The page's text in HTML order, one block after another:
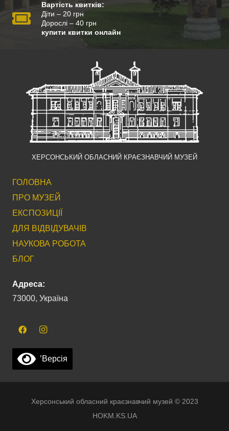
Вартість квитків:
Діти – 20 грн
Дорослі – 40 грн
купити квитки онлайн
ХЕРСОНСЬКИЙ ОБЛАСНИЙ КРАЄЗНАВЧИЙ МУЗЕЙ
ГОЛОВНА
ПРО МУЗЕЙ
ЕКСПОЗИЦІЇ
ДЛЯ ВІДВІДУВАЧІВ
НАУКОВА РОБОТА
БЛОГ
Адреса:
73000, Україна
’Версія
Херсонський обласний краєзнавчий музей © 2023
HOKM.KS.UA